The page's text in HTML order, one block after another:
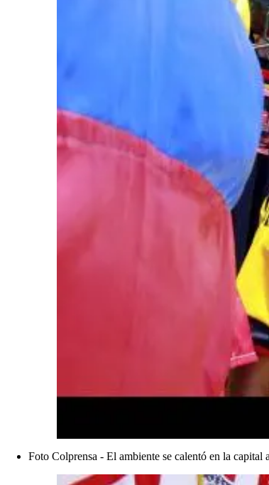
Foto Colprensa - El ambiente se calentó en la